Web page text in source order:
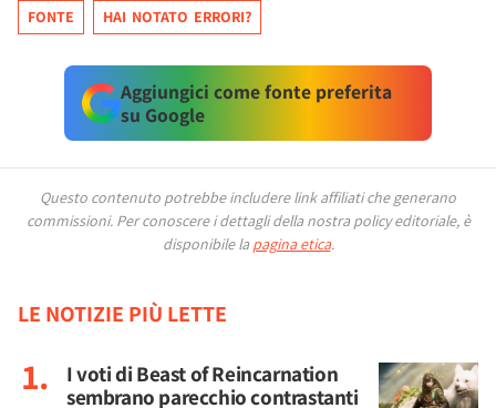
FONTE HAI NOTATO ERRORI?
Aggiungici come fonte preferita
su Google
Questo contenuto potrebbe includere link affiliati che generano
commissioni. Per conoscere i dettagli della nostra policy editoriale, è
disponibile la pagina etica.
LE NOTIZIE PIÙ LETTE
I voti di Beast of Reincarnation
sembrano parecchio contrastanti